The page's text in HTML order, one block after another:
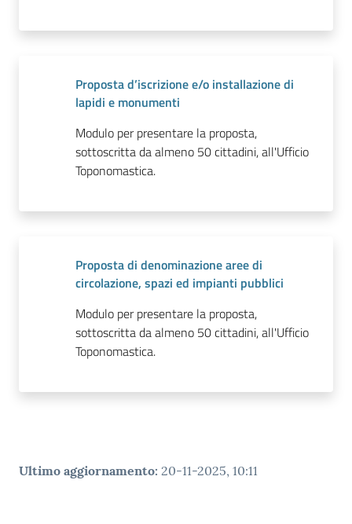
Proposta d’iscrizione e/o installazione di
lapidi e monumenti
Modulo per presentare la proposta,
sottoscritta da almeno 50 cittadini, all'Ufficio
Toponomastica.
Proposta di denominazione aree di
circolazione, spazi ed impianti pubblici
Modulo per presentare la proposta,
sottoscritta da almeno 50 cittadini, all'Ufficio
Toponomastica.
Ultimo aggiornamento: 20-11-2025, 10:11